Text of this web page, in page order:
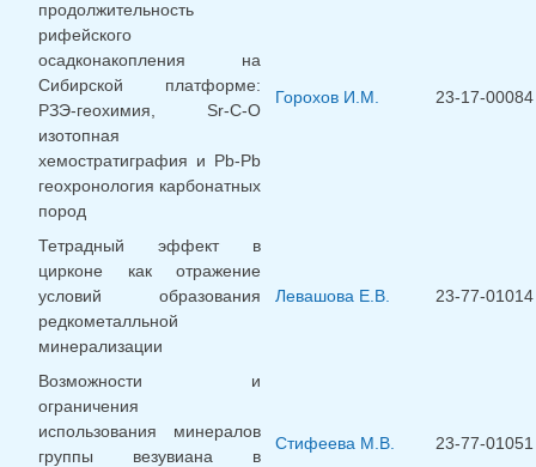
продолжительность
рифейского
осадконакопления на
Сибирской платформе:
РЗЭ-геохимия, Sr-C-O
изотопная
хемостратиграфия и Pb-Pb
геохронология карбонатных
пород
Горохов И.М. 23-17-00084
Тетрадный эффект в
цирконе как отражение
условий образования
редкометалльной
минерализации
Левашова Е.В. 23-77-01014
Возможности и
ограничения
использования минералов
группы везувиана в
Стифеева М.В. 23-77-01051